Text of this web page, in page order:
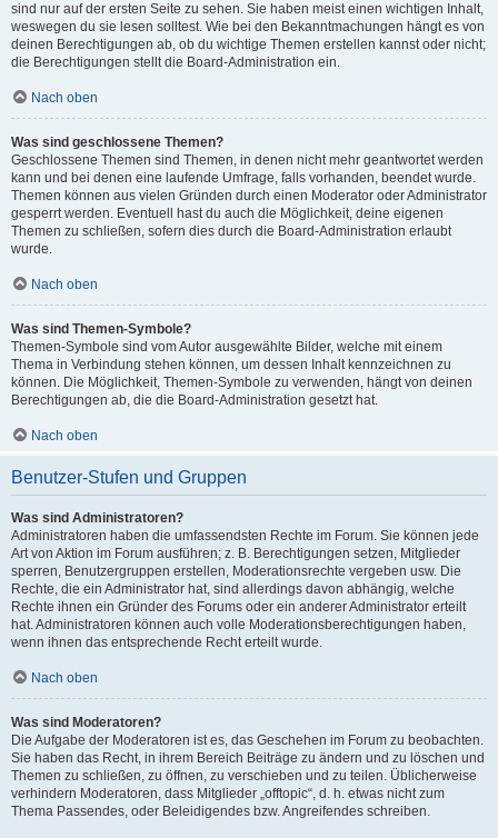
sind nur auf der ersten Seite zu sehen. Sie haben meist einen wichtigen Inhalt,
weswegen du sie lesen solltest. Wie bei den Bekanntmachungen hängt es von
deinen Berechtigungen ab, ob du wichtige Themen erstellen kannst oder nicht;
die Berechtigungen stellt die Board-Administration ein.
Nach oben
Was sind geschlossene Themen?
Geschlossene Themen sind Themen, in denen nicht mehr geantwortet werden
kann und bei denen eine laufende Umfrage, falls vorhanden, beendet wurde.
Themen können aus vielen Gründen durch einen Moderator oder Administrator
gesperrt werden. Eventuell hast du auch die Möglichkeit, deine eigenen
Themen zu schließen, sofern dies durch die Board-Administration erlaubt
wurde.
Nach oben
Was sind Themen-Symbole?
Themen-Symbole sind vom Autor ausgewählte Bilder, welche mit einem
Thema in Verbindung stehen können, um dessen Inhalt kennzeichnen zu
können. Die Möglichkeit, Themen-Symbole zu verwenden, hängt von deinen
Berechtigungen ab, die die Board-Administration gesetzt hat.
Nach oben
Benutzer-Stufen und Gruppen
Was sind Administratoren?
Administratoren haben die umfassendsten Rechte im Forum. Sie können jede
Art von Aktion im Forum ausführen; z. B. Berechtigungen setzen, Mitglieder
sperren, Benutzergruppen erstellen, Moderationsrechte vergeben usw. Die
Rechte, die ein Administrator hat, sind allerdings davon abhängig, welche
Rechte ihnen ein Gründer des Forums oder ein anderer Administrator erteilt
hat. Administratoren können auch volle Moderationsberechtigungen haben,
wenn ihnen das entsprechende Recht erteilt wurde.
Nach oben
Was sind Moderatoren?
Die Aufgabe der Moderatoren ist es, das Geschehen im Forum zu beobachten.
Sie haben das Recht, in ihrem Bereich Beiträge zu ändern und zu löschen und
Themen zu schließen, zu öffnen, zu verschieben und zu teilen. Üblicherweise
verhindern Moderatoren, dass Mitglieder „offtopic“, d. h. etwas nicht zum
Thema Passendes, oder Beleidigendes bzw. Angreifendes schreiben.